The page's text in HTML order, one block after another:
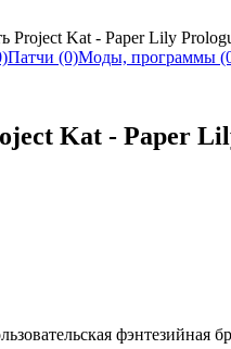
Project Kat - Paper Lily
Патчи (0)Моды, программы
Kat - Paper
фэнтезийная